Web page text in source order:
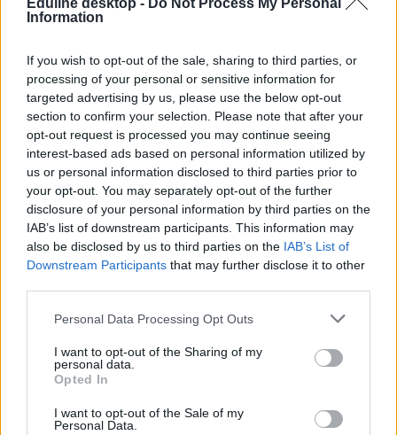
Eduline desktop - Do Not Process My Personal
Information
If you wish to opt-out of the sale, sharing to third parties, or
processing of your personal or sensitive information for
targeted advertising by us, please use the below opt-out
section to confirm your selection. Please note that after your
opt-out request is processed you may continue seeing
interest-based ads based on personal information utilized by
us or personal information disclosed to third parties prior to
your opt-out. You may separately opt-out of the further
disclosure of your personal information by third parties on the
IAB’s list of downstream participants. This information may
also be disclosed by us to third parties on the IAB’s List of
Downstream Participants that may further disclose it to other
Personal Data Processing Opt Outs
I want to opt-out of the Sharing of my
personal data.
Opted In
I want to opt-out of the Sale of my
Personal Data.
felvételi ponthatárok
Károli Gáspár Református Egyetem
ponthatárok 2025